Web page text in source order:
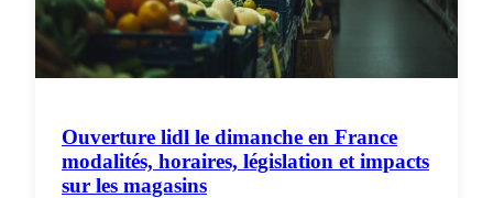
Ouverture lidl le dimanche en France
modalités, horaires, législation et impacts
sur les magasins